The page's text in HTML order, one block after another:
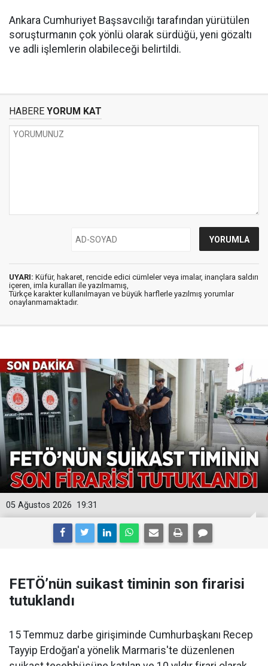
Ankara Cumhuriyet Başsavcılığı tarafından yürütülen
soruşturmanın çok yönlü olarak sürdüğü, yeni gözaltı
ve adli işlemlerin olabileceği belirtildi.
HABERE YORUM KAT
UYARI: Küfür, hakaret, rencide edici cümleler veya imalar, inançlara saldırı
içeren, imla kuralları ile yazılmamış,
Türkçe karakter kullanılmayan ve büyük harflerle yazılmış yorumlar
onaylanmamaktadır.
19:31
05 Ağustos 2026
FETÖ’nün suikast timinin son firarisi
tutuklandı
15 Temmuz darbe girişiminde Cumhurbaşkanı Recep
Tayyip Erdoğan'a yönelik Marmaris'te düzenlenen